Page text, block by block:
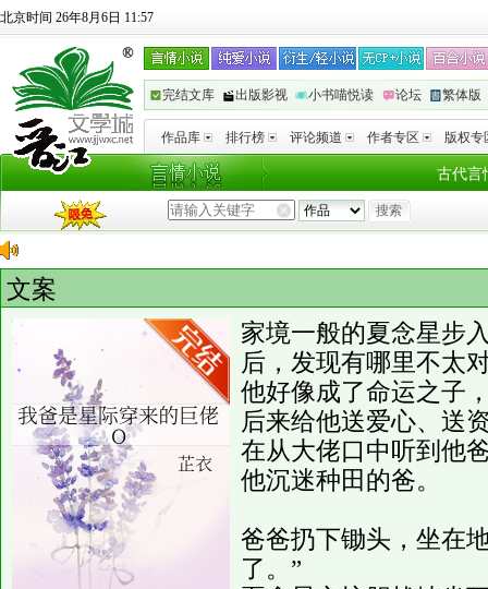
北京时间 26年8月6日 11:57
完结文库 出版影视 小书喵悦读 论坛 繁体版
作品库 排行榜 评论频道 作者专区 版权专
古代言
文案
家境一般的夏念星步
后，发现有哪里不太
他好像成了命运之子
后来给他送爱心、送
在从大佬口中听到他
他沉迷种田的爸。
爸爸扔下锄头，坐在
了。”